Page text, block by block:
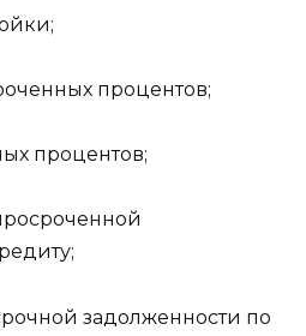
процентов;
процентов;
задолженности по